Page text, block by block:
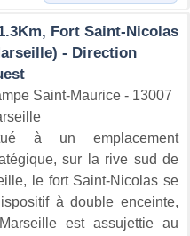
Fort Saint-Nicolas
- Direction
Saint-Maurice - 13007
à un emplacement
sur la rive sud de
le fort Saint-Nicolas se
à double enceinte,
est assujettie au